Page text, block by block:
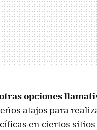
otras opciones
atajos para
en ciertos sitios